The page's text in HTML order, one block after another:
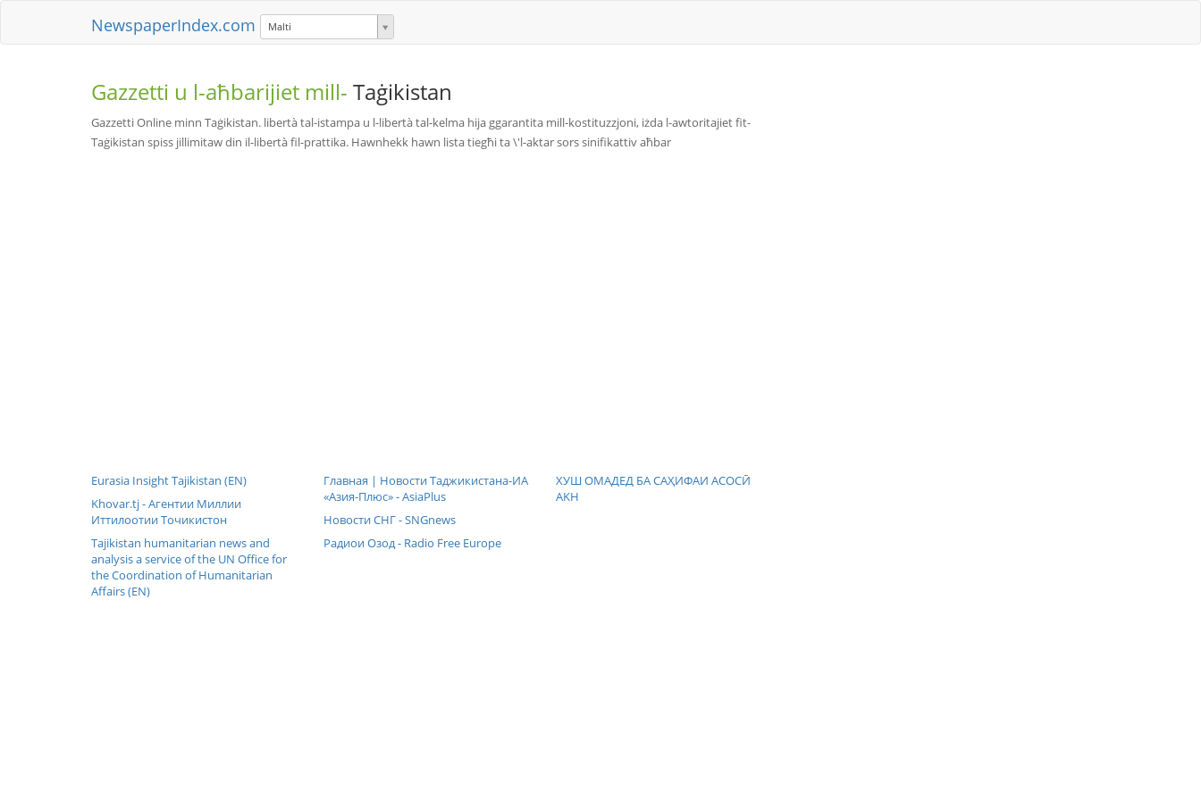
NewspaperIndex.com Malti
Gazzetti u l-aħbarijiet mill- Taġikistan
Gazzetti Online minn Taġikistan. libertà tal-istampa u l-libertà tal-kelma hija ggarantita mill-kostituzzjoni, iżda l-awtoritajiet fit-
Taġikistan spiss jillimitaw din il-libertà fil-prattika. Hawnhekk hawn lista tiegħi ta \'l-aktar sors sinifikattiv aħbar
Eurasia Insight Tajikistan (EN)
Khovar.tj - Агентии Миллии
Иттилоотии Точикистон
Tajikistan humanitarian news and
analysis a service of the UN Office for
the Coordination of Humanitarian
Affairs (EN)
Главная | Новости Таджикистана-ИА
«Азия-Плюс» - AsiaPlus
Новости СНГ - SNGnews
Радиои Озод - Radio Free Europe
ХУШ ОМАДЕД БА САҲИФАИ АСОСӢ
AKH